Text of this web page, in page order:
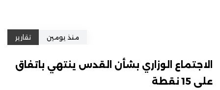
منذ يومين تقارير
الاجتماع الوزاري بشأن القدس ينتهي باتفاق
على 15 نقطة